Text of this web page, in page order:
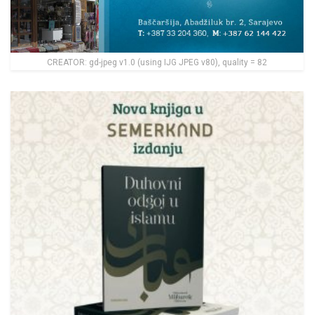
CREATOR: gd-jpeg v1.0 (using IJG JPEG v80), quality = 82